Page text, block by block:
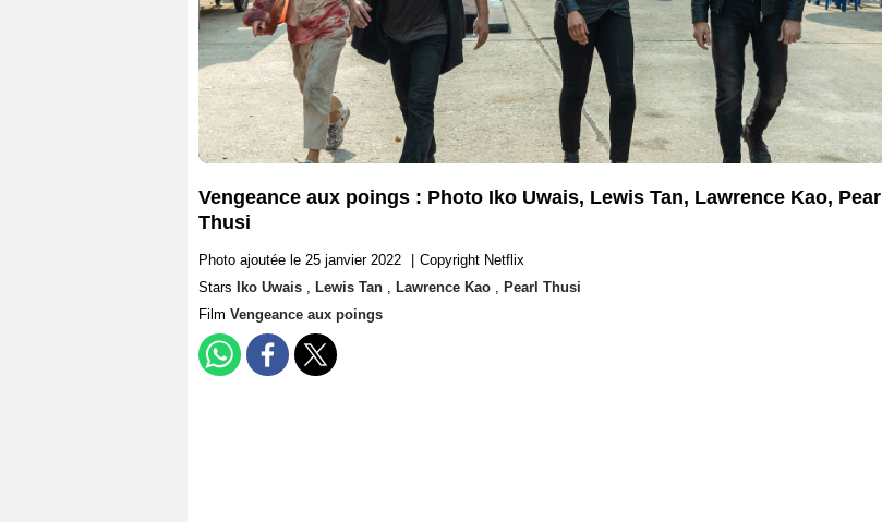
Vengeance aux poings : Photo Iko Uwais, Lewis Tan, Lawrence Kao, Pearl
Thusi
Photo ajoutée le 25 janvier 2022
Copyright Netflix
Stars
Iko Uwais , Lewis Tan , Lawrence Kao , Pearl Thusi
Film Vengeance aux poings